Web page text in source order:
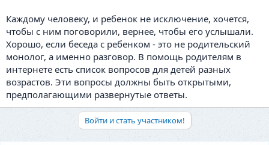
Каждому человеку, и ребенок не исключение, хочется,
чтобы с ним поговорили, вернее, чтобы его услышали.
Хорошо, если беседа с ребенком - это не родительский
монолог, а именно разговор. В помощь родителям в
интернете есть список вопросов для детей разных
возрастов. Эти вопросы должны быть открытыми,
предполагающими развернутые ответы.
Войти и стать участником!